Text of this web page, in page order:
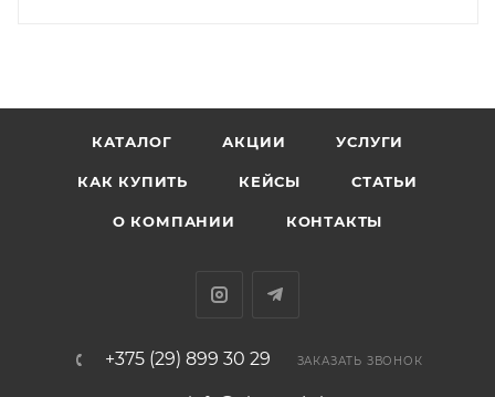
КАТАЛОГ АКЦИИ УСЛУГИ
КАК КУПИТЬ КЕЙСЫ СТАТЬИ
О КОМПАНИИ КОНТАКТЫ
+375 (29) 899 30 29 ЗАКАЗАТЬ ЗВОНОК